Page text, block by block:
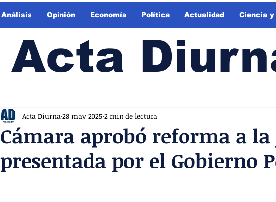
Análisis Opinión Economía Política Actualidad Ciencia y
Acta
Cámara aprobó reforma a
presentada por el Gobierno
Acta Diurna 28 may 2025 2 min de lectura